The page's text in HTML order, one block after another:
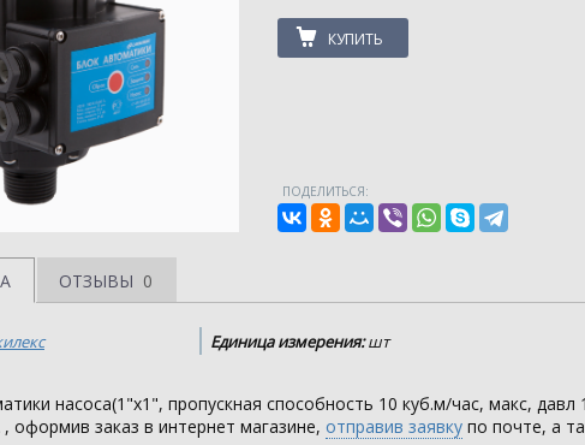
КУПИТЬ
ПОДЕЛИТЬСЯ:
ОТЗЫВЫ 0
Единица измерения:шт
насоса(1"х1", пропускная способность 10 куб.м/час, макс,
, оформив заказ в интернет магазине, отправив заявку по почте, а